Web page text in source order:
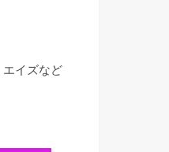
エイズなど